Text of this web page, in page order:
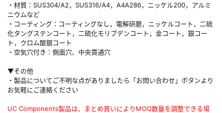
・材質：SUS304/A2，SUS316/A4，A4A286，ニッケル200，アルミ
ニウムなど
・コーティング：コーティングなし，電解研磨，ニッケルコート，二硫
化タングステンコート，二硫化モリブデンコート，金コート，銀コー
ト，クロム酸銀コート
・空気穴付き：側面穴、中央貫通穴
▼その他
・製品についてご不明な点がありましたら「お問い合わせ」ボタンより
お気軽にご連絡ください
UC Components製品は、まとめ買いによりMOQ数量を調整できる場